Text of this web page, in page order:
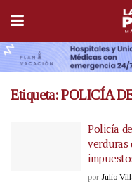
Etiqueta:POLICÍA
Policía
verduras
por Julio